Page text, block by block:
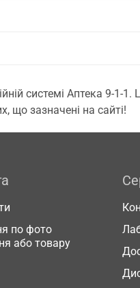
системі Аптека 9-1-1.
що зазначені на сайті!
по фото
або товару